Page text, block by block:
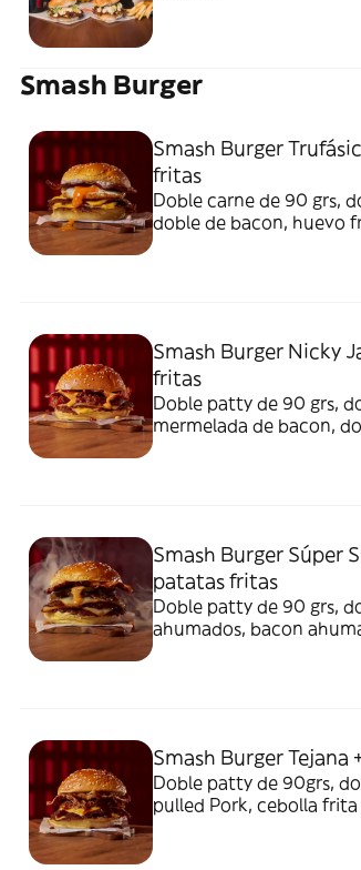
Smash Burger
Smash Burger
fritas
Doble carne de 90 grs,
doble de bacon, huevo
Smash Burger Nicky
fritas
Doble patty de 90 grs,
mermelada de bacon,
Smash Burger Súper
patatas fritas
Doble patty de 90 grs,
ahumados, bacon
Alérgenos: lactosa,
Smash Burger Tejana
Doble patty de 90grs,
pulled Pork, cebolla